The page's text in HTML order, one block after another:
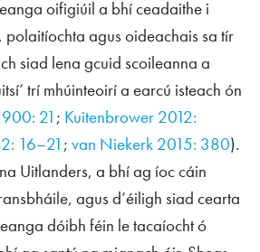
oifigiúil a bhí ceadaithe i
agus oideachais sa tír
siad lena gcuid scoileanna a
trí mhúinteoirí a earcú isteach ón
21; Kuitenbrower 2012:
16–21 ; van Niekerk 2015: 380).
Uitlanders, a bhí ag íoc cáin
agus d’éiligh siad cearta
dóibh féin le tacaíocht ó